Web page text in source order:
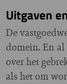
Uitgaven
De
domein. En
over het
als het om